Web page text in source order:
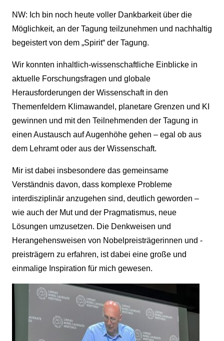
NW: Ich bin noch heute voller Dankbarkeit über die
Möglichkeit, an der Tagung teilzunehmen und nachhaltig
begeistert von dem „Spirit“ der Tagung.
Wir konnten inhaltlich-wissenschaftliche Einblicke in
aktuelle Forschungsfragen und globale
Herausforderungen der Wissenschaft in den
Themenfeldern Klimawandel, planetare Grenzen und KI
gewinnen und mit den Teilnehmenden der Tagung in
einen Austausch auf Augenhöhe gehen – egal ob aus
dem Lehramt oder aus der Wissenschaft.
Mir ist dabei insbesondere das gemeinsame
Verständnis davon, dass komplexe Probleme
interdisziplinär anzugehen sind, deutlich geworden –
wie auch der Mut und der Pragmatismus, neue
Lösungen umzusetzen. Die Denkweisen und
Herangehensweisen von Nobelpreisträgerinnen und -
preisträgern zu erfahren, ist dabei eine große und
einmalige Inspiration für mich gewesen.